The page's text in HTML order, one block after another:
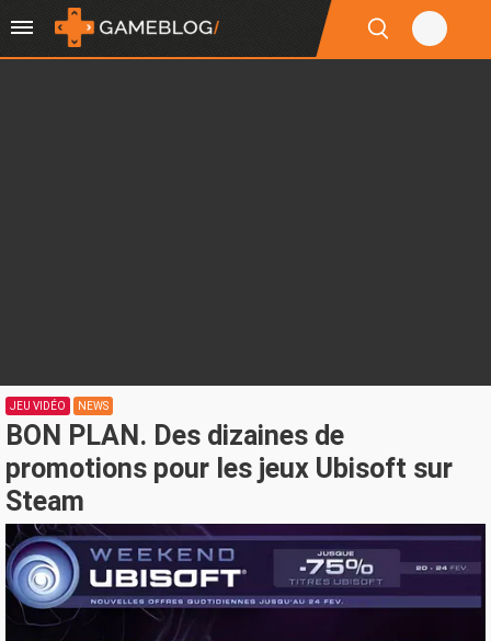
JEU VIDÉO NEWS
BON PLAN. Des dizaines de
promotions pour les jeux Ubisoft sur
Steam